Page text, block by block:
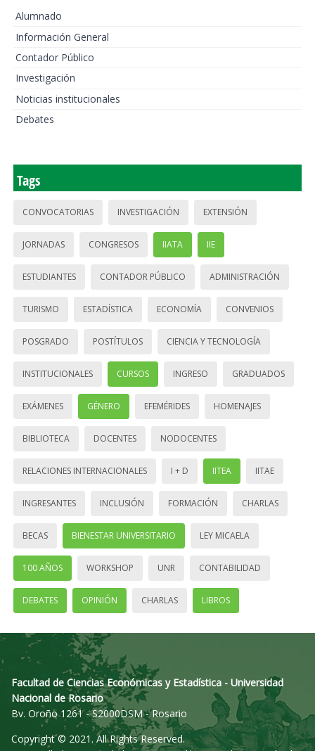
Alumnado
Información General
Contador Público
Investigación
Noticias institucionales
Debates
Tags
CONVOCATORIAS INVESTIGACIÓN EXTENSIÓN
JORNADAS CONGRESOS IIATA IIE
ESTUDIANTES CONTADOR PÚBLICO ADMINISTRACIÓN
TURISMO ESTADÍSTICA ECONOMÍA CONVENIOS
POSGRADO POSTÍTULOS CIENCIA Y TECNOLOGÍA
INSTITUCIONALES CURSOS INGRESO GRADUADOS
EXÁMENES GÉNERO EFEMÉRIDES HOMENAJES
BIBLIOTECA DOCENTES NODOCENTES
RELACIONES INTERNACIONALES I + D IITEA IITAE
INGRESANTES INCLUSIÓN FORMACIÓN CHARLAS
BECAS BIENESTAR UNIVERSITARIO LEY MICAELA
100 AÑOS WORKSHOP UNR CONTABILIDAD
DEBATES OPINIÓN CHARLAS LIBROS
Facultad de Ciencias Económicas y Estadística - Universidad
Nacional de Rosario
Bv. Oroño 1261 - S2000DSM - Rosario
Copyright © 2021. All Rights Reserved.